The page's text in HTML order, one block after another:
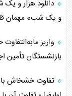
دانلود هزار و
و یک شب» مهمان
بازنشستگان تأمین
تفاوت خشخاش با